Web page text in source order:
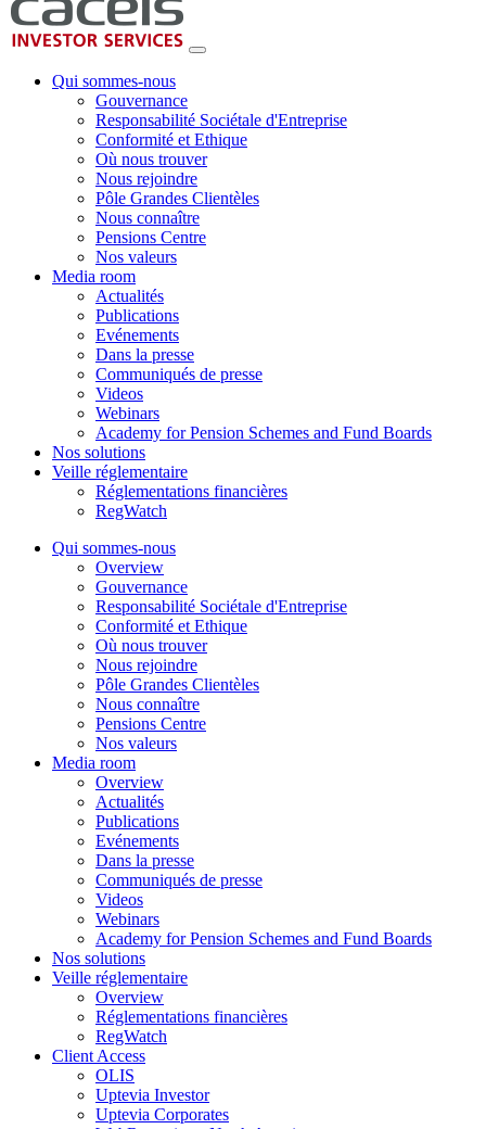
Qui sommes-nous
Gouvernance
Responsabilité Sociétale d'Entreprise
Conformité et Ethique
Où nous trouver
Nous rejoindre
Pôle Grandes Clientèles
Nous connaître
Pensions Centre
Nos valeurs
Media room
Actualités
Publications
Evénements
Dans la presse
Communiqués de presse
Videos
Webinars
Academy for Pension Schemes and Fund Boards
Nos solutions
Veille réglementaire
Réglementations financières
RegWatch
Qui sommes-nous
Overview
Gouvernance
Responsabilité Sociétale d'Entreprise
Conformité et Ethique
Où nous trouver
Nous rejoindre
Pôle Grandes Clientèles
Nous connaître
Pensions Centre
Nos valeurs
Media room
Overview
Actualités
Publications
Evénements
Dans la presse
Communiqués de presse
Videos
Webinars
Academy for Pension Schemes and Fund Boards
Nos solutions
Veille réglementaire
Overview
Réglementations financières
RegWatch
Client Access
OLIS
Uptevia Investor
Uptevia Corporates